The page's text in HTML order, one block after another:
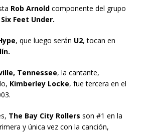
Rob Arnold componente del grupo
Six Feet Under.
, que luego serán U2, tocan en
Tennessee, la cantante,
Kimberley Locke, fue tercera en el
The Bay City Rollers son #1 en la
y única vez con la canción,